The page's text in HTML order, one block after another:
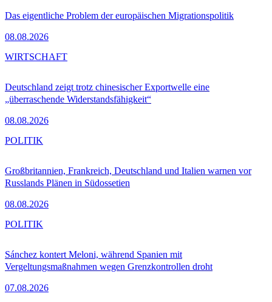
Das eigentliche Problem der europäischen Migrationspolitik
08.08.2026
Deutschland zeigt trotz chinesischer Exportwelle eine
„überraschende Widerstandsfähigkeit“
08.08.2026
WIRTSCHAFT
Großbritannien, Frankreich, Deutschland und Italien warnen vor
Russlands Plänen in Südossetien
08.08.2026
POLITIK
Sánchez kontert Meloni, während Spanien mit
Vergeltungsmaßnahmen wegen Grenzkontrollen droht
07.08.2026
POLITIK